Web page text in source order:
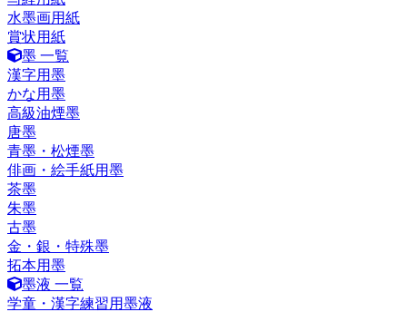
水墨画用紙
賞状用紙
墨 一覧
漢字用墨
かな用墨
高級油煙墨
唐墨
青墨・松煙墨
俳画・絵手紙用墨
茶墨
朱墨
古墨
金・銀・特殊墨
拓本用墨
墨液 一覧
学童・漢字練習用墨液